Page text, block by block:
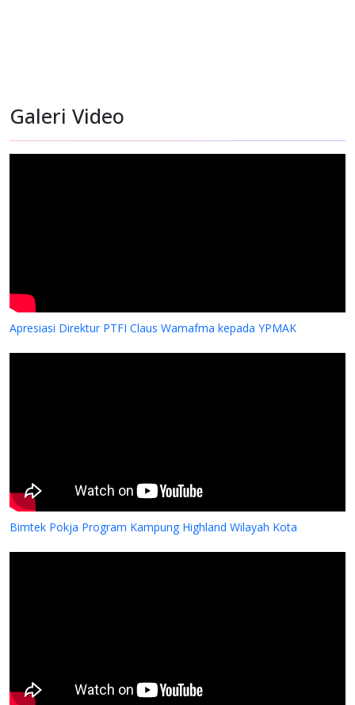
Galeri Video
Apresiasi Direktur PTFI Claus Wamafma kepada YPMAK
Bimtek Pokja Program Kampung Highland Wilayah Kota